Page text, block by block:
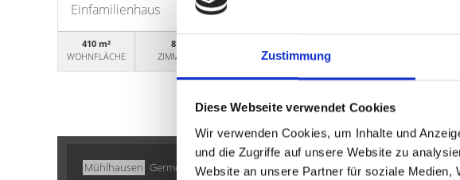
Zustimmung
Diese Webseite verwendet Cookies
Wir verwenden Cookies, um Inhalte und
und die Zugriffe auf unsere Website zu
Website an unsere Partner für soziale Medien,
Einfamilienhaus
410 m²
WOHNFLÄCHE
8
ZIMMER
OBJEKTNUMMER
Mühlhausen Germering Illesheim Haar Ingolstadt Taufkirchen Putzbrunn